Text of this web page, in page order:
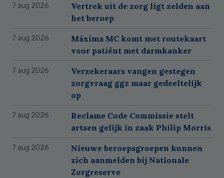
7 aug 2026
Vertrek uit de zorg ligt zelden aan
het beroep
7 aug 2026
Máxima MC komt met routekaart
voor patiënt met darmkanker
7 aug 2026
Verzekeraars vangen gestegen
zorgvraag ggz maar gedeeltelijk
op
7 aug 2026
Reclame Code Commissie stelt
artsen gelijk in zaak Philip Morris
7 aug 2026
Nieuwe beroepsgroepen kunnen
zich aanmelden bij Nationale
Zorgreserve